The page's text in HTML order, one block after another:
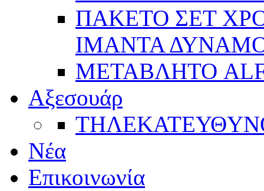
ΠΑΚΕΤΟ ΣΕΤ
ΙΜΑΝΤΑ ΔΥΝΑΜΟ
ΜΕΤΑΒΛΗΤΟ
Αξεσουάρ
Νέα
Επικοινωνία